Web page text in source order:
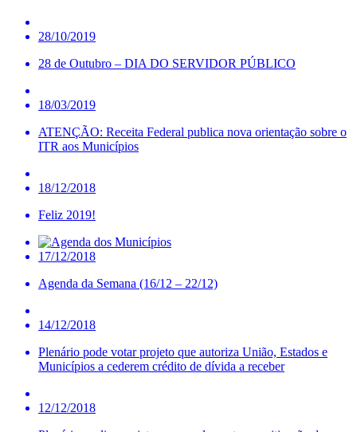
28/10/2019
28 de Outubro – DIA DO SERVIDOR PÚBLICO
18/03/2019
ATENÇÃO: Receita Federal publica nova orientação sobre o
ITR aos Municípios
18/12/2018
Feliz 2019!
17/12/2018
Agenda da Semana (16/12 – 22/12)
14/12/2018
Plenário pode votar projeto que autoriza União, Estados e
Municípios a cederem crédito de dívida a receber
12/12/2018